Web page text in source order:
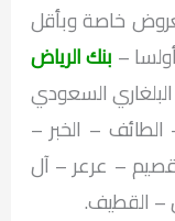
خاصة وبأقل
– بنك الرياض
السعودي
– الخبر –
– عرعر – آل
– القطيف.